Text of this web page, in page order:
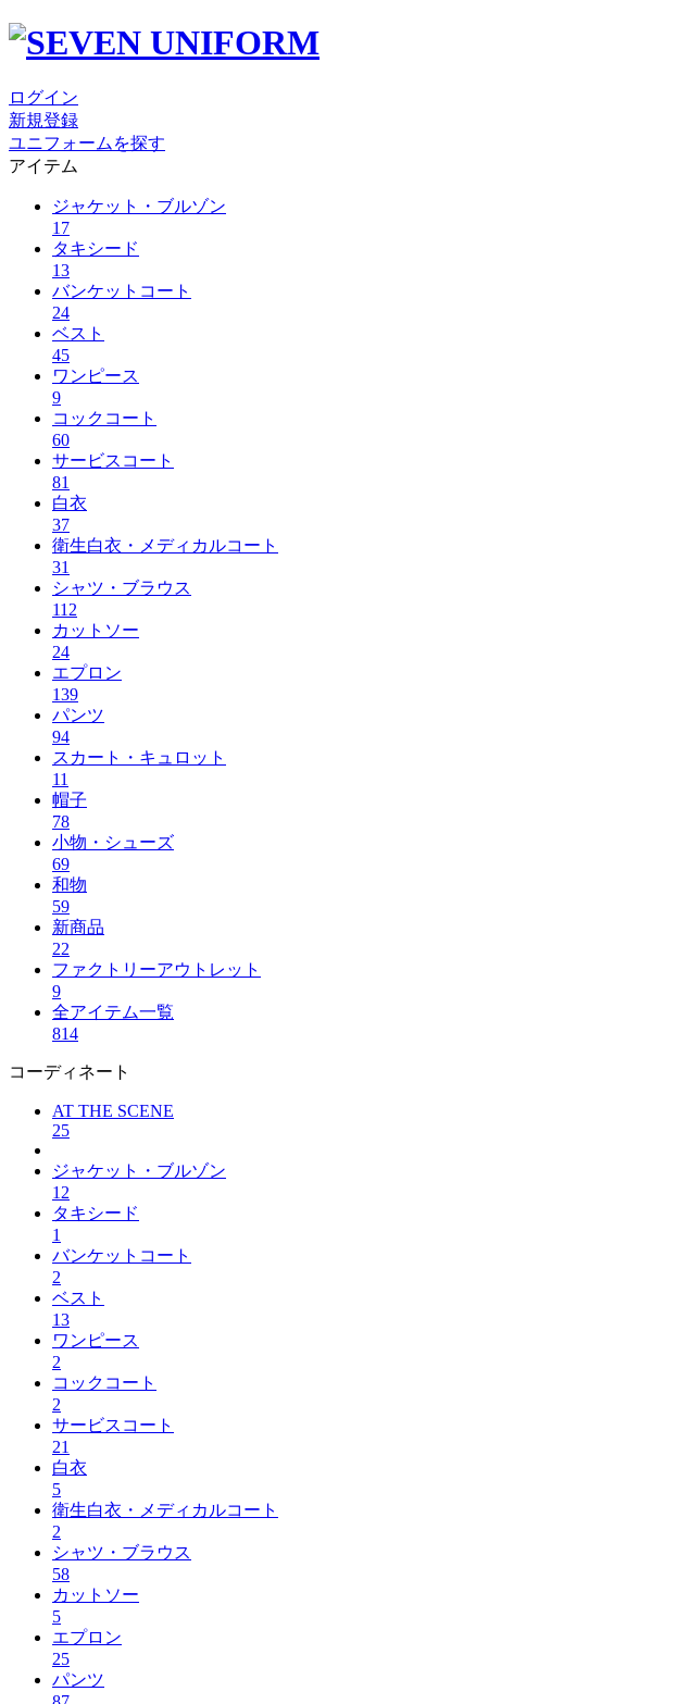
ログイン
新規登録
ユニフォームを探す
アイテム
ジャケット・ブルゾン
17
タキシード
13
バンケットコート
24
ベスト
45
ワンピース
9
コックコート
60
サービスコート
81
白衣
37
衛生白衣・メディカルコート
31
シャツ・ブラウス
112
カットソー
24
エプロン
139
パンツ
94
スカート・キュロット
11
帽子
78
小物・シューズ
69
和物
59
新商品
22
ファクトリーアウトレット
9
全アイテム一覧
814
コーディネート
AT THE SCENE
25
ジャケット・ブルゾン
12
タキシード
1
バンケットコート
2
ベスト
13
ワンピース
2
コックコート
2
サービスコート
21
白衣
5
衛生白衣・メディカルコート
2
シャツ・ブラウス
58
カットソー
5
エプロン
25
パンツ